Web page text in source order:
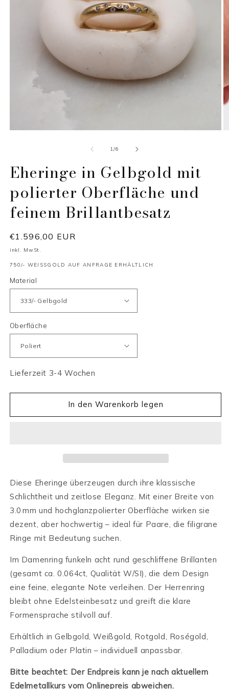
1/von
6
Eheringe in Gelbgold mit
polierter Oberfläche und
feinem Brillantbesatz
Normaler
Preis
€1.596,00 EUR
inkl. MwSt.
750/- WEISSGOLD AUF ANFRAGE ERHÄLTLICH
Material
Oberfläche
Lieferzeit 3-4 Wochen
In den Warenkorb legen
Diese Eheringe überzeugen durch ihre klassische
Schlichtheit und zeitlose Eleganz. Mit einer Breite von
3.0 mm und hochglanzpolierter Oberfläche wirken sie
dezent, aber hochwertig – ideal für Paare, die filigrane
Ringe mit Bedeutung suchen.
Im Damenring funkeln acht rund geschliffene Brillanten
(gesamt ca. 0.064ct, Qualität W/SI), die dem Design
eine feine, elegante Note verleihen. Der Herrenring
bleibt ohne Edelsteinbesatz und greift die klare
Formensprache stilvoll auf.
Erhältlich in Gelbgold, Weißgold, Rotgold, Roségold,
Palladium oder Platin – individuell anpassbar.
Bitte beachtet: Der Endpreis kann je nach aktuellem
Edelmetallkurs vom Onlinepreis abweichen.